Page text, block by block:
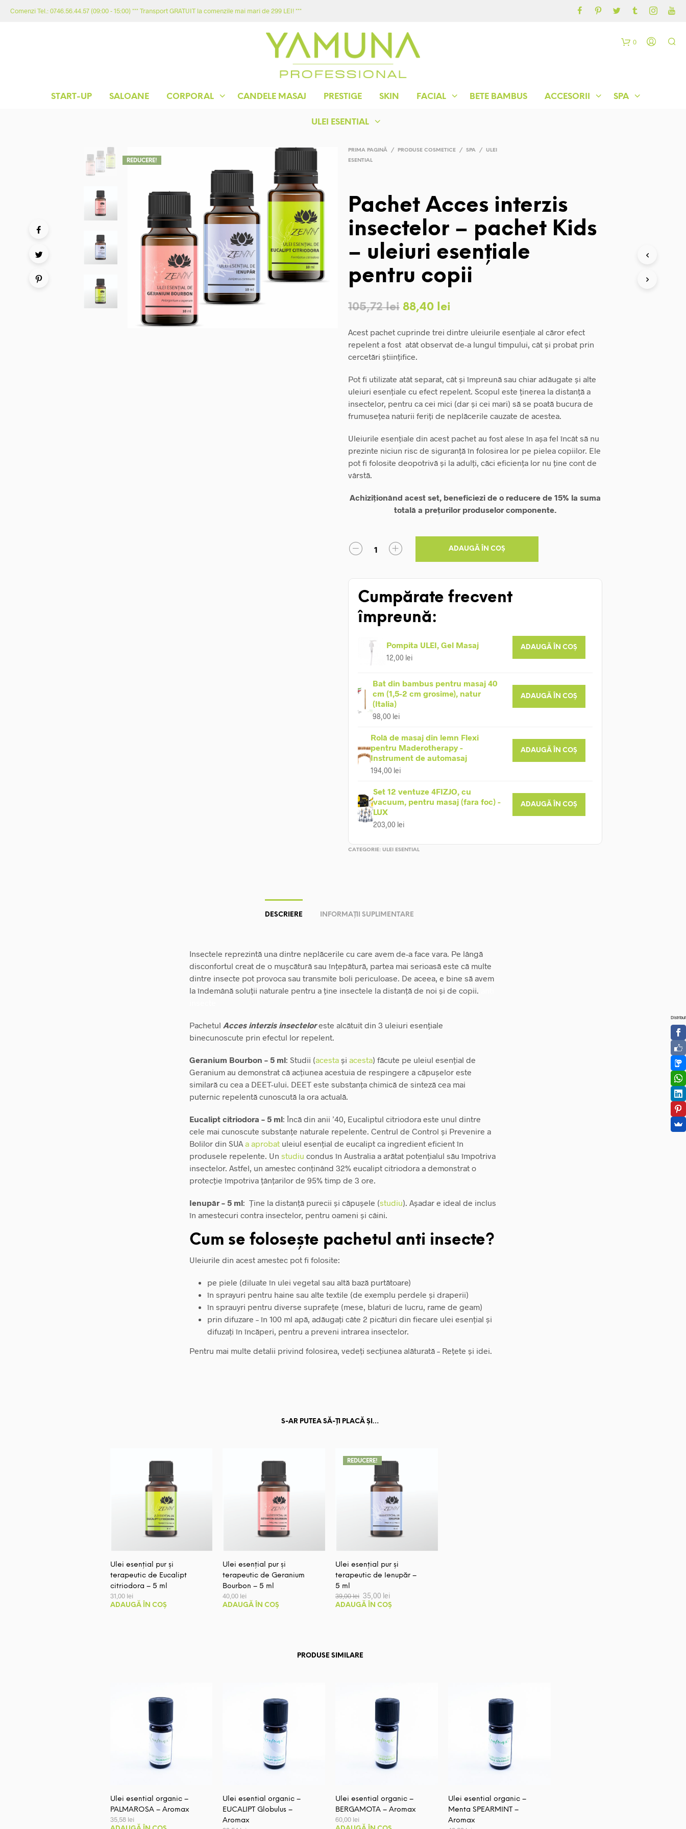
Comenzi Tel.: 0746.56.44.57 (09:00 - 15:00) *** Transport GRATUIT la comenzile mai mari de 299 LEI! ***
ACASA MAGAZIN YAMUNA
START-UP SALOANE CORPORAL CANDELE MASAJ PRESTIGE SKIN FACIAL BETE BAMBUS ACCESORII SPA
ULEI ESENTIAL
0
REDUCERE!
PRIMA PAGINĂ / PRODUSE COSMETICE / SPA /
ULEI
ESENTIAL
Pachet Acces interzis
insectelor – pachet Kids
– uleiuri esențiale
pentru copii
105,72lei Prețul
a
fost:
105,72 lei.
88,40 lei
este:
Acest pachet cuprinde trei dintre uleiurile esențiale al căror efect
repelent a fost atât observat de-a lungul timpului, cât și probat prin
cercetări științifice.
Pot fi utilizate atât separat, cât și împreună sau chiar adăugate și alte
uleiuri esențiale cu efect repelent. Scopul este ținerea la distanță a
insectelor, pentru ca cei mici (dar și cei mari) să se poată bucura de
frumusețea naturii feriți de neplăcerile cauzate de acestea.
Uleiurile esențiale din acest pachet au fost alese în așa fel încât să nu
prezinte niciun risc de siguranță în folosirea lor pe pielea copiilor. Ele
pot fi folosite deopotrivă și la adulți, căci eficiența lor nu ține cont de
vârstă.
Achiziționând acest set, beneficiezi de o reducere de 15% la suma
totală a prețurilor produselor componente.
ADAUGĂ ÎN COȘ
Cumpărate frecvent
împreună:
Pompita ULEI, Gel Masaj
12,00 lei
ADAUGĂ ÎN COȘ
Bat din bambus pentru masaj 40
cm (1,5-2 cm grosime), natur
(Italia)
98,00 lei
ADAUGĂ ÎN COȘ
Rolă de masaj din lemn Flexi
pentru Maderotherapy -
Instrument de automasaj
194,00 lei
ADAUGĂ ÎN COȘ
Set 12 ventuze 4FIZJO, cu
vacuum, pentru masaj (fara foc) -
LUX
203,00 lei
ADAUGĂ ÎN COȘ
CATEGORIE: ULEI ESENTIAL
DESCRIERE INFORMAȚII SUPLIMENTARE
Insectele reprezintă una dintre neplăcerile cu care avem de-a face vara. Pe lângă
disconfortul creat de o mușcătură sau înțepătură, partea mai serioasă este că multe
dintre insecte pot provoca sau transmite boli periculoase. De aceea, e bine să avem
la îndemână soluții naturale pentru a ține insectele la distanță de noi și de copii.
Pachetul Acces interzis insecteloreste alcătuit din 3 uleiuri esențiale
binecunoscute prin efectul lor repelent.
Geranium Bourbon – 5 ml: Studii (acesta și acesta) făcute pe uleiul esențial de
Geranium au demonstrat că acțiunea acestuia de respingere a căpușelor este
similară cu cea a DEET-ului. DEET este substanța chimică de sinteză cea mai
puternic repelentă cunoscută la ora actuală.
Eucalipt citriodora – 5 ml: Încă din anii ’40, Eucaliptul citriodora este unul dintre
cele mai cunoscute substanțe naturale repelente. Centrul de Control și Prevenire a
Bolilor din SUA a aprobat uleiul esențial de eucalipt ca ingredient eficient în
produsele repelente. Un studiu condus în Australia a arătat potențialul său împotriva
insectelor. Astfel, un amestec conținând 32% eucalipt citriodora a demonstrat o
protecție împotriva țânțarilor de 95% timp de 3 ore.
Ienupăr – 5 ml: Ține la distanță purecii și căpușele (studiu). Așadar e ideal de inclus
în amestecuri contra insectelor, pentru oameni și câini.
Cum se folosește pachetul anti insecte?
Uleiurile din acest amestec pot fi folosite:
pe piele (diluate în ulei vegetal sau altă bază purtătoare)
în sprayuri pentru haine sau alte textile (de exemplu perdele și draperii)
în sprauyri pentru diverse suprafețe (mese, blaturi de lucru, rame de geam)
prin difuzare – în 100 ml apă, adăugați câte 2 picături din fiecare ulei esențial și
difuzați în încăperi, pentru a preveni intrarea insectelor.
Pentru mai multe detalii privind folosirea, vedeți secțiunea alăturată – Rețete și idei.
S-AR PUTEA SĂ-ȚI PLACĂ ȘI…
Ulei esențial pur și
terapeutic de Eucalipt
citriodora – 5 ml
31,00 lei
ADAUGĂ ÎN COȘ
Ulei esențial pur și
terapeutic de Geranium
Bourbon – 5 ml
40,00 lei
ADAUGĂ ÎN COȘ
REDUCERE!
Ulei esențial pur și
terapeutic de Ienupăr –
5 ml
39,00lei Prețul
inițial
a
35,00 lei
curent
este:
ADAUGĂ ÎN COȘ
PRODUSE SIMILARE
Ulei esential organic –
PALMAROSA – Aromax
35,58 lei
Ulei esential organic –
EUCALIPT Globulus –
Aromax
Ulei esential organic –
BERGAMOTA – Aromax
60,00 lei
Ulei esential organic –
Menta SPEARMINT –
Aromax
Distribuit